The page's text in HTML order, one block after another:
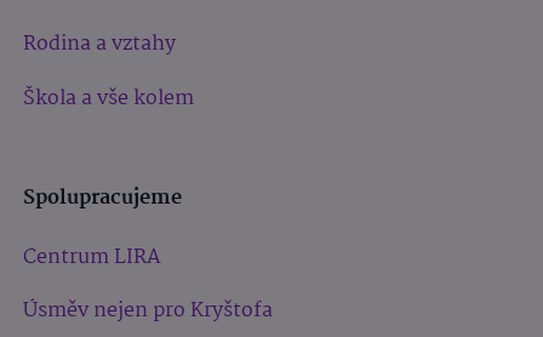
Rodina a vztahy
Škola a vše kolem
Spolupracujeme
Centrum LIRA
Úsměv nejen pro Kryštofa